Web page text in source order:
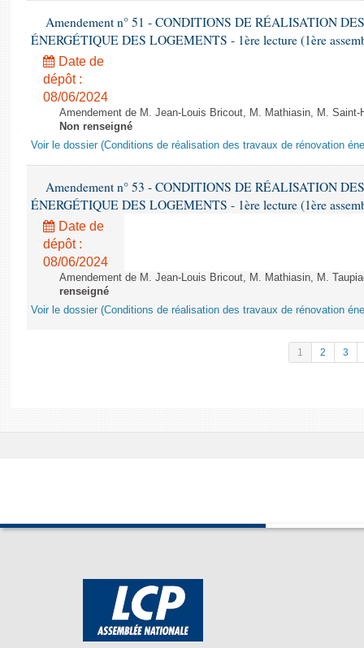
Amendement n° 51 - CONDITIONS DE RÉALISATION
ÉNERGÉTIQUE DES LOGEMENTS - 1ère lecture (1ère
Date de
dépôt :
08/06/2024
Amendement de M. Jean-Louis Bricout, M. Mathiasin, M.
Non renseigné
Voir le dossier (Conditions de réalisation des travaux de rénovation
Amendement n° 53 - CONDITIONS DE RÉALISATION
ÉNERGÉTIQUE DES LOGEMENTS - 1ère lecture (1ère
Date de
dépôt :
08/06/2024
Amendement de M. Jean-Louis Bricout, M. Mathiasin, M.
renseigné
Voir le dossier (Conditions de réalisation des travaux de rénovation
1 2 3